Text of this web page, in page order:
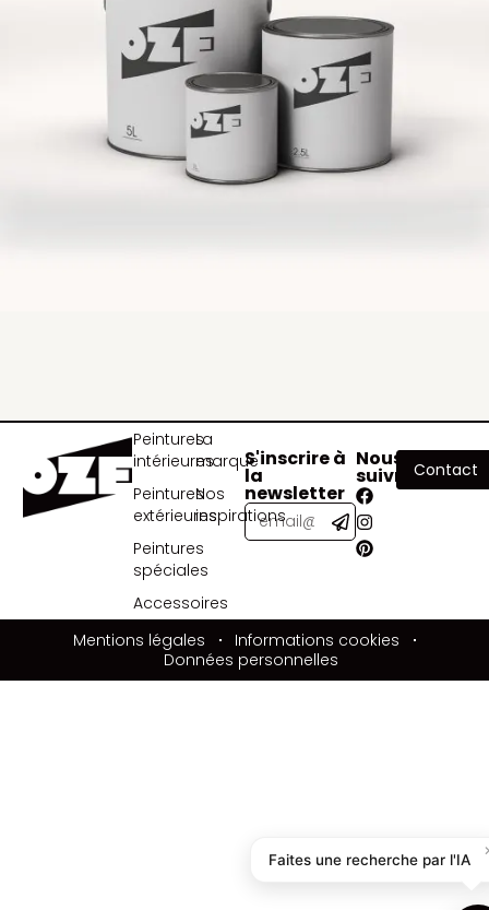
Peintures
intérieures
Peintures
extérieures
Peintures
spéciales
Accessoires
La
marque
Nos
inspirations
S'inscrire à
la
newsletter
Nous
suivre Contact
Mentions légales
Informations cookies
Données personnelles
Faites une recherche par l'IA